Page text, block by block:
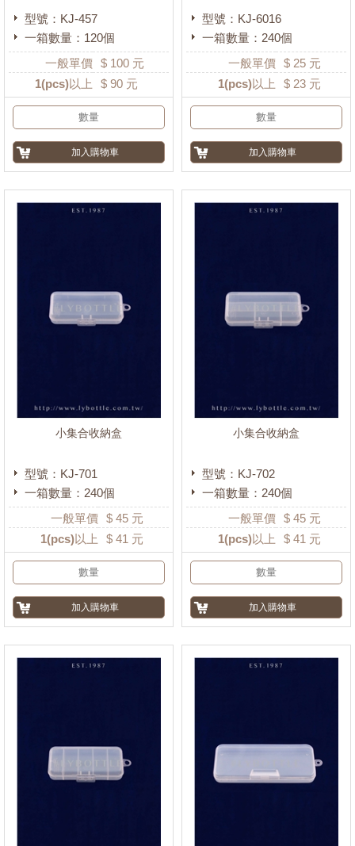
型號：KJ-457
一箱數量：120個
一般單價 $ 100 元
1(pcs)以上 $ 90 元
型號：KJ-6016
一箱數量：240個
一般單價 $ 25 元
1(pcs)以上 $ 23 元
小集合收納盒
型號：KJ-701
一箱數量：240個
一般單價 $ 45 元
1(pcs)以上 $ 41 元
小集合收納盒
型號：KJ-702
一箱數量：240個
一般單價 $ 45 元
1(pcs)以上 $ 41 元